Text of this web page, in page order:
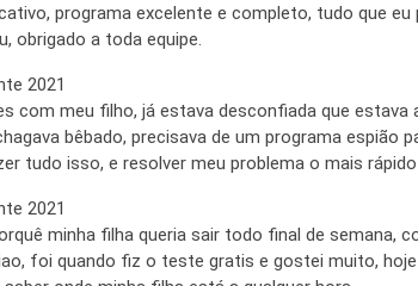
programa excelente e completo, tudo que eu
obrigado a toda equipe.
2021
com meu filho, já estava desconfiada que
bêbado, precisava de um programa espião
tudo isso, e resolver meu problema o mais rápido
2021
minha filha queria sair todo final de semana,
foi quando fiz o teste gratis e gostei muito,